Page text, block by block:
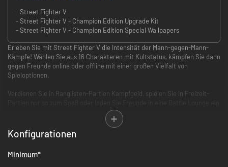
- Street Fighter V
- Street Fighter V - Champion Edition Upgrade Kit
- Street Fighter V - Champion Edition Special Wallpapers
Erleben Sie mit Street Fighter V die Intensität der Mann-gegen-Mann-
Kämpfe! Wählen Sie aus 16 Charakteren mit Kultstatus, kämpfen Sie dann
gegen Freunde online oder offline mit einer großen Vielfalt von
Spieloptionen.
Verdienen Sie in Ranglisten-Partien Kampfgeld, spielen Sie in Freizeit-
und kämpfen Sie mit Ihnen um die Krone! PlayStation 4- und Steam-
Spieler können dank der Plattform-übergreifenden Spielkompatibilität
sogar gegeneinander spielen!
Bildschirm und beinhaltet den Arcade Mode, den Team Battle Mode und
Konfigurationen
Minimum*